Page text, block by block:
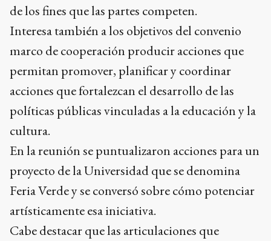
de los fines que las partes competen.
Interesa también a los objetivos del convenio
marco de cooperación producir acciones que
permitan promover, planificar y coordinar
acciones que fortalezcan el desarrollo de las
políticas públicas vinculadas a la educación y la
cultura.
En la reunión se puntualizaron acciones para un
proyecto de la Universidad que se denomina
Feria Verde y se conversó sobre cómo potenciar
artísticamente esa iniciativa.
Cabe destacar que las articulaciones que